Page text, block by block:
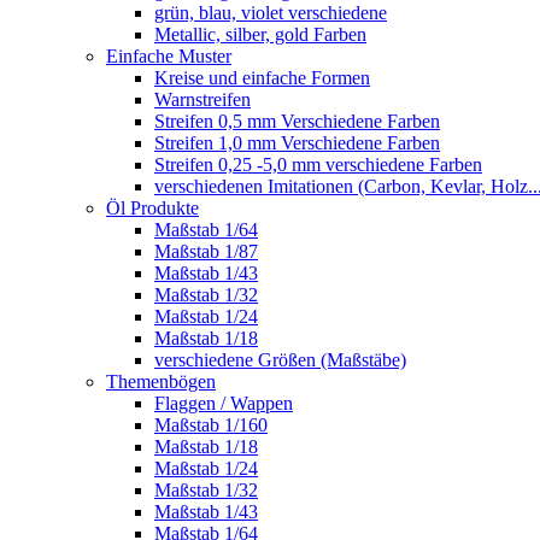
grün, blau, violet verschiedene
Metallic, silber, gold Farben
Einfache Muster
Kreise und einfache Formen
Warnstreifen
Streifen 0,5 mm Verschiedene Farben
Streifen 1,0 mm Verschiedene Farben
Streifen 0,25 -5,0 mm verschiedene Farben
verschiedenen Imitationen (Carbon, Kevlar,
Öl Produkte
Maßstab 1/64
Maßstab 1/87
Maßstab 1/43
Maßstab 1/32
Maßstab 1/24
Maßstab 1/18
verschiedene Größen (Maßstäbe)
Themenbögen
Flaggen / Wappen
Maßstab 1/160
Maßstab 1/18
Maßstab 1/24
Maßstab 1/32
Maßstab 1/43
Maßstab 1/64